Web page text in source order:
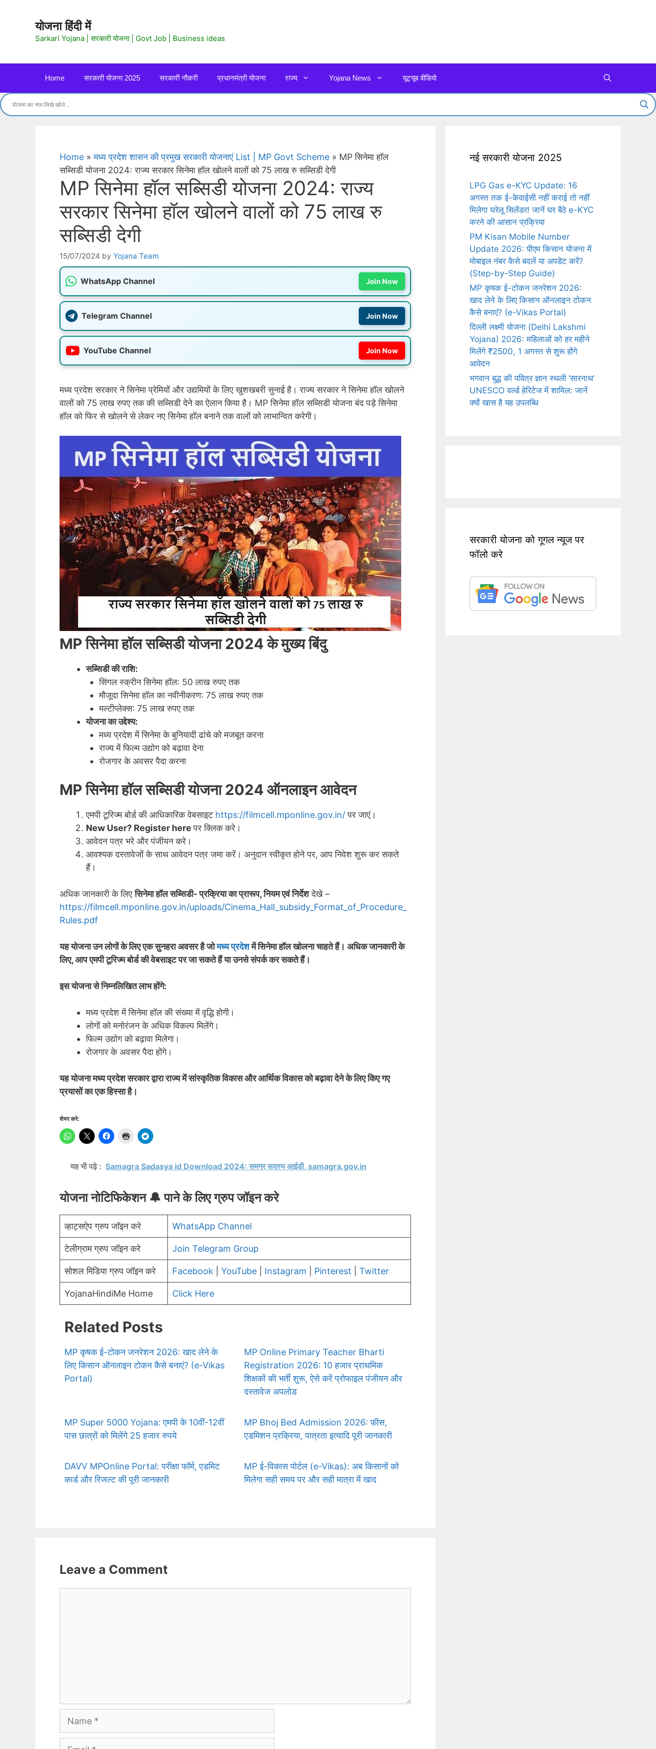
योजना हिंदी में
Sarkari Yojana | सरकारी योजना | Govt Job | Business ideas
Home सरकारी योजना 2025 सरकारी नौकरी प्रधानमंत्री योजना राज्य Yojana News यूट्यूब वीडियो
Home »मध्य प्रदेश शासन की प्रमुख सरकारी योजनाएं List | MP Govt Scheme » MP सिनेमा हॉल
सब्सिडी योजना 2024: राज्य सरकार सिनेमा हॉल खोलने वालों को 75 लाख रु सब्सिडी देगी
MP सिनेमा हॉल सब्सिडी योजना 2024: राज्य
सरकार सिनेमा हॉल खोलने वालों को 75 लाख रु
सब्सिडी देगी
15/07/2024 by Yojana Team
WhatsApp Channel Join Now
Telegram Channel Join Now
YouTube Channel Join Now
मध्य प्रदेश सरकार ने सिनेमा प्रेमियों और उद्यमियों के लिए खुशखबरी सुनाई है। राज्य सरकार ने सिनेमा हॉल खोलने
वालों को 75 लाख रुपए तक की सब्सिडी देने का ऐलान किया है। MP सिनेमा हॉल सब्सिडी योजना बंद पड़े सिनेमा
हॉल को फिर से खोलने से लेकर नए सिनेमा हॉल बनाने तक वालों को लाभान्वित करेगी।
MP सिनेमा हॉल सब्सिडी योजना 2024 के मुख्य बिंदु
सब्सिडी की राशि:
सिंगल स्क्रीन सिनेमा हॉल: 50 लाख रुपए तक
मौजूदा सिनेमा हॉल का नवीनीकरण: 75 लाख रुपए तक
मल्टीप्लेक्स: 75 लाख रुपए तक
योजना का उद्देश्य:
मध्य प्रदेश में सिनेमा के बुनियादी ढांचे को मजबूत करना
राज्य में फिल्म उद्योग को बढ़ावा देना
रोजगार के अवसर पैदा करना
MP सिनेमा हॉल सब्सिडी योजना 2024 ऑनलाइन आवेदन
एमपी टूरिज्म बोर्ड की आधिकारिक वेबसाइट https://filmcell.mponline.gov.in/पर जाएं।
New User? Register hereपर क्लिक करे।
आवेदन पत्र भरे और पंजीयन करे।
आवश्यक दस्तावेजों के साथ आवेदन पत्र जमा करें। अनुदान स्वीकृत होने पर, आप निवेश शुरू कर सकते
हैं।
अधिक जानकारी के लिएसिनेमा हॉल सब्सिडी- प्रक्रिया का प्रारूप, नियम एवं निर्देशदेखे –
https://filmcell.mponline.gov.in/uploads/Cinema_Hall_subsidy_Format_of_Procedure_
Rules.pdf
यह योजना उन लोगों के लिए एक सुनहरा अवसर है जोमध्य प्रदेशमें सिनेमा हॉल खोलना चाहते हैं। अधिक जानकारी के
लिए, आप एमपी टूरिज्म बोर्ड की वेबसाइट पर जा सकते हैं या उनसे संपर्क कर सकते हैं।
इस योजना से निम्नलिखित लाभ होंगे:
मध्य प्रदेश में सिनेमा हॉल की संख्या में वृद्धि होगी।
लोगों को मनोरंजन के अधिक विकल्प मिलेंगे।
फिल्म उद्योग को बढ़ावा मिलेगा।
रोजगार के अवसर पैदा होंगे।
यह योजना मध्य प्रदेश सरकार द्वारा राज्य में सांस्कृतिक विकास और आर्थिक विकास को बढ़ावा देने के लिए किए गए
प्रयासों का एक हिस्सा है।
शेयर करे:
यह भी पढ़े : Samagra Sadasya id Download 2024: समग्र सदस्य आईडी, samagra.gov.in
योजना नोटिफिकेशन 🔔 पाने के लिए ग्रुप जॉइन करे
व्हाट्सऐप ग्रुप जॉइन करे WhatsApp Channel
टेलीग्राम ग्रुप जॉइन करे Join Telegram Group
सोशल मिडिया ग्रुप जॉइन करे Facebook YouTube Instagram Pinterest Twitter
YojanaHindiMe Home Click Here
Related Posts
MP कृषक ई-टोकन जनरेशन 2026: खाद लेने के
लिए किसान ऑनलाइन टोकन कैसे बनाएं? (e-Vikas
Portal)
MP Online Primary Teacher Bharti
Registration 2026: 10 हजार प्राथमिक
शिक्षकों की भर्ती शुरू, ऐसे करें प्रोफाइल पंजीयन और
दस्तावेज अपलोड
MP Super 5000 Yojana: एमपी के 10वीं-12वीं
पास छात्रों को मिलेंगे 25 हजार रुपये
MP Bhoj Bed Admission 2026: फ़ीस,
एडमिशन प्रक्रिया, पात्रता इत्यादि पूरी जानकारी
DAVV MPOnline Portal: परीक्षा फॉर्म, एडमिट
कार्ड और रिजल्ट की पूरी जानकारी
MP ई-विकास पोर्टल (e-Vikas): अब किसानों को
मिलेगा सही समय पर और सही मात्रा में खाद
Leave a Comment
नई सरकारी योजना 2025
LPG Gas e-KYC Update: 16
अगस्त तक ई-केवाईसी नहीं कराई तो नहीं
मिलेगा घरेलू सिलेंडर! जानें घर बैठे e-KYC
करने की आसान प्रक्रिया
PM Kisan Mobile Number
Update 2026: पीएम किसान योजना में
मोबाइल नंबर कैसे बदलें या अपडेट करें?
(Step-by-Step Guide)
MP कृषक ई-टोकन जनरेशन 2026:
खाद लेने के लिए किसान ऑनलाइन टोकन
कैसे बनाएं? (e-Vikas Portal)
दिल्ली लक्ष्मी योजना (Delhi Lakshmi
Yojana) 2026: महिलाओं को हर महीने
मिलेंगे ₹2500, 1 अगस्त से शुरू होंगे
आवेदन
भगवान बुद्ध की पवित्र ज्ञान स्थली ‘सारनाथ’
UNESCO वर्ल्ड हेरिटेज में शामिल: जानें
क्यों खास है यह उपलब्धि
सरकारी योजना को गूगल न्यूज पर
फॉलो करे